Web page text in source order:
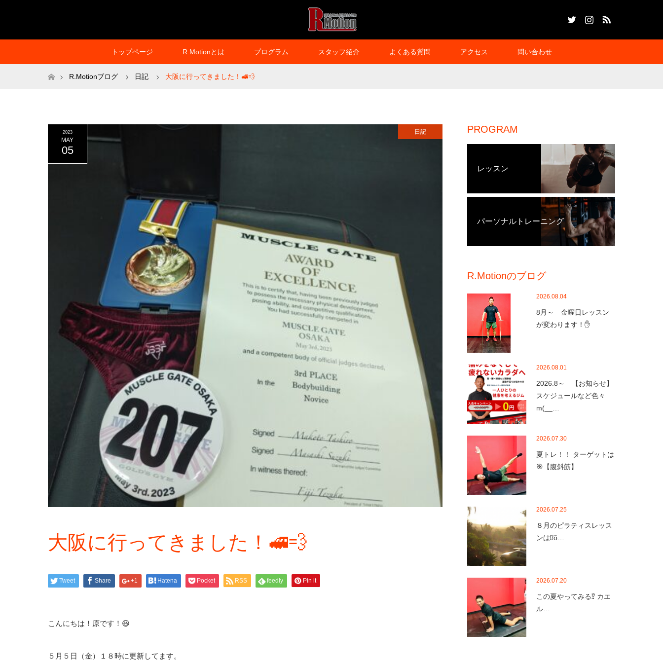
トップページ R.Motionとは プログラム スタッフ紹介 よくある質問 アクセス 問い合わせ
ホームR.Motionブログ 日記 大阪に行ってきました！🚅💨
2023
MAY
05
日記
大阪に行ってきました！🚅💨
Tweet Share +1 Hatena Pocket RSS feedly Pin it
こんにちは！原です！😆
５月５日（金）１８時に更新してます。
PROGRAM
レッスン
パーソナルトレーニング
R.Motionのブログ
2026.08.04
8月～ 金曜日レッスン
が変わります！✋
2026.08.01
2026.8～ 【お知らせ】
スケジュールなど色々
m(__…
2026.07.30
夏トレ！！ ターゲットは
🎯【腹斜筋】
2026.07.25
８月のピラティスレッス
ンは⁉ὄ…
2026.07.20
この夏やってみる⁉️ カエ
ル…